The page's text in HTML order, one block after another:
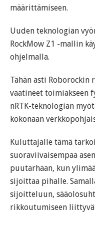
määrittämiseen.
Uuden teknologian
RockMow Z1 -mallin
ohjelmalla.
Tähän asti
vaatineet toimiakseen
nRTK-teknologian
kokonaan
Kuluttajalle tämä
suoraviivaisempaa
puutarhaan, kun
sijoittaa pihalle.
sijoitteluun,
rikkoutumiseen